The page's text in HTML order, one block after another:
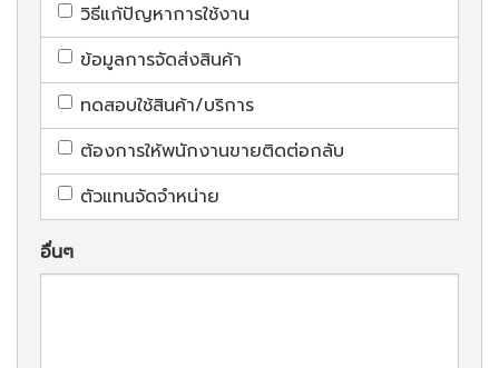
วิธีแก้ปัญหาการใช้งาน
ข้อมูลการจัดส่งสินค้า
ทดสอบใช้สินค้า/บริการ
ต้องการให้พนักงานขายติดต่อกลับ
ตัวแทนจัดจำหน่าย
อื่นๆ